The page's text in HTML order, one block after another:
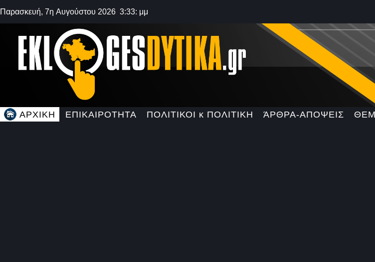
Παρασκευή, 7η Αυγούστου 2026 3:33: μμ
ΑΡΧΙΚΗ ΕΠΙΚΑΙΡΟΤΗΤΑ ΠΟΛΙΤΙΚΟΙ κ ΠΟΛΙΤΙΚΗ ΆΡΘΡΑ-ΑΠΟΨΕΙΣ